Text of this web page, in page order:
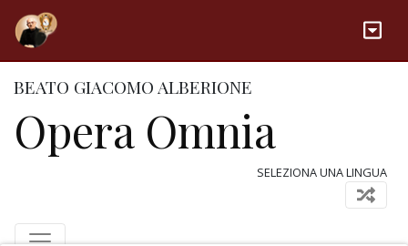
BEATO GIACOMO ALBERIONE
Opera Omnia
SELEZIONA UNA LINGUA